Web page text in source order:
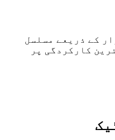
کے ذریعے مسلسل
کارکردگی پر